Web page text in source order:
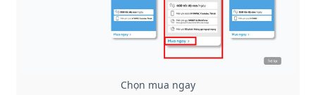
Chọn mua ngay